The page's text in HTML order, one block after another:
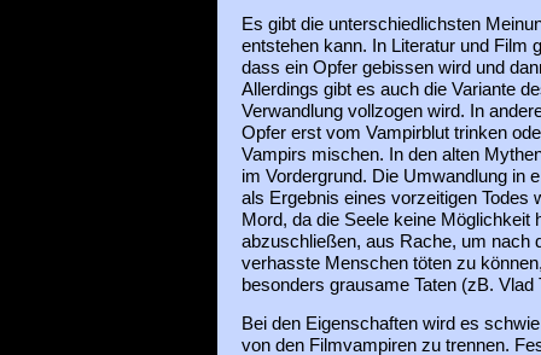
Es gibt die unterschiedlichsten
entstehen kann. In Literatur und Film
dass ein Opfer gebissen wird und
Allerdings gibt es auch die Variante
Verwandlung vollzogen wird. In
Opfer erst vom Vampirblut trinken
Vampirs mischen. In den alten
im Vordergrund. Die Umwandlung in
als Ergebnis eines vorzeitigen Todes
Mord, da die Seele keine Möglichkeit
abzuschließen, aus Rache, um nach
verhasste Menschen töten zu
besonders grausame Taten (zB. Vlad
Bei den Eigenschaften wird es
von den Filmvampiren zu trennen.